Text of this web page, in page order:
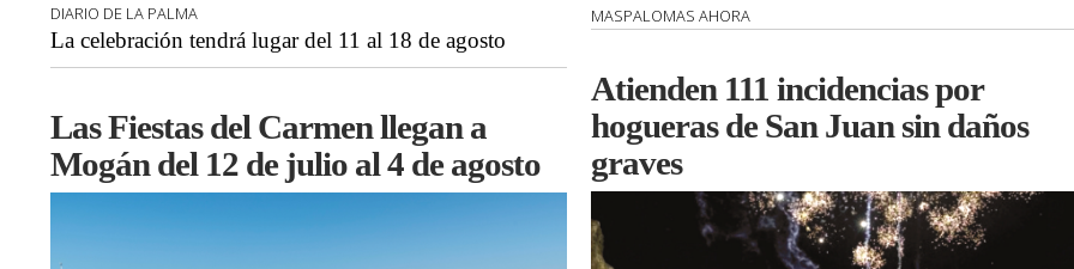
DIARIO DE LA PALMA
La celebración tendrá lugar del 11 al 18 de agosto
Las Fiestas del Carmen llegan a
Mogán del 12 de julio al 4 de agosto
MASPALOMAS AHORA
Atienden 111 incidencias por
hogueras de San Juan sin daños
graves